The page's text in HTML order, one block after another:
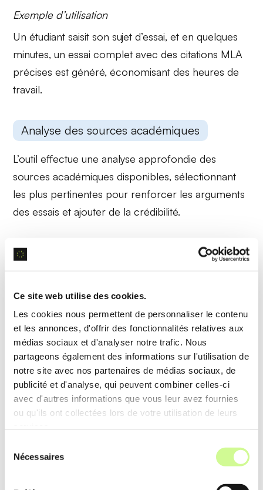
Ce site web utilise des cookies.
Les cookies nous permettent de personnaliser le contenu
et les annonces, d'offrir des fonctionnalités relatives aux
médias sociaux et d'analyser notre trafic. Nous
partageons également des informations sur l'utilisation de
notre site avec nos partenaires de médias sociaux, de
publicité et d'analyse, qui peuvent combiner celles-ci
avec d'autres informations que vous leur avez fournies
ou qu'ils ont collectées lors de votre utilisation de leurs
Nécessaires
Exemple d’utilisation
Unétudiant saisit son sujet d’essai, et en quelques
minutes, un essai complet avec descitations MLA
précises est généré, économisant des heures de
travail.
Analyse des sources académiques
L’outil effectue uneanalyse approfondie des
sources académiques disponibles, sélectionnant
les plus pertinentes pour renforcer les arguments
des essais et ajouter de la crédibilité.
Un
utilise l’outil pour trouver des articles
la fiabilité de son état de l’art en quelques clics.
Génération automatique de citations
AcademicHelp AI Writer crée descitations
automatiquesen formats MLA et APA, simplifiant
le processus de citation et réduisant les erreurs de
formatage.
Exemple d’utilisation